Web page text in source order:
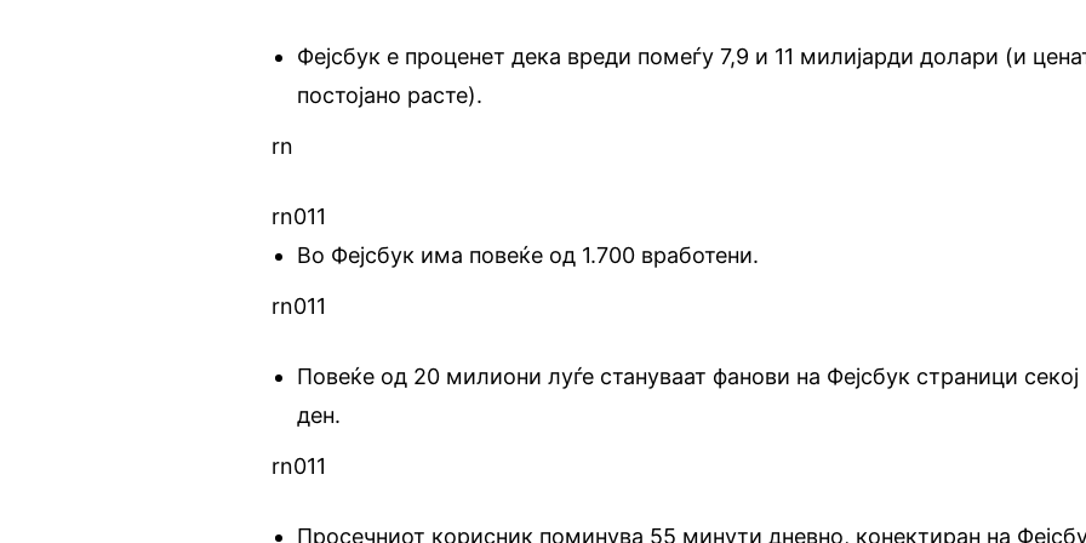
Фејсбук е проценет дека вреди помеѓу 7,9 и 11 милијарди долари (и
постојано расте).
rn
rn011
Во Фејсбук има повеќе од 1.700 вработени.
rn011
Повеќе од 20 милиони луѓе стануваат фанови на Фејсбук страници секој
ден.
rn011
Просечниот корисник поминува 55 минути дневно, конектиран на